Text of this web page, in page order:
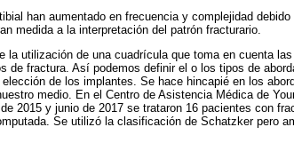
han aumentado en frecuencia y complejidad
medida a la interpretación del patrón fracturario.
la utilización de una cuadrícula que toma en cuenta
de fractura. Así podemos definir el o los tipos de
de los implantes. Se hace hincapié en los
medio. En el Centro de Asistencia Médica de
2015 y junio de 2017 se trataron 16 pacientes con
Se utilizó la clasificación de Schatzker pero